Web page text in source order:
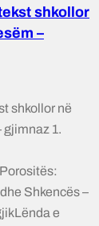
shkollor
–
shkollor në
gjimnaz 1.
Shkencës –
e